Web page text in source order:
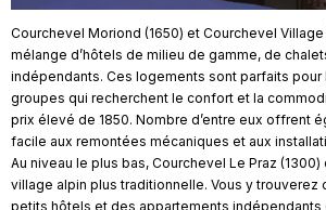
Courchevel Moriond (1650) et Courchevel
mélange d’hôtels de milieu de gamme, de
indépendants. Ces logements sont parfaits pour
groupes qui recherchent le confort et la
prix élevé de 1850. Nombre d’entre eux offrent
facile aux remontées mécaniques et aux
Au niveau le plus bas, Courchevel Le Praz
village alpin plus traditionnelle. Vous y trouverez
petits hôtels et des appartements indépendants